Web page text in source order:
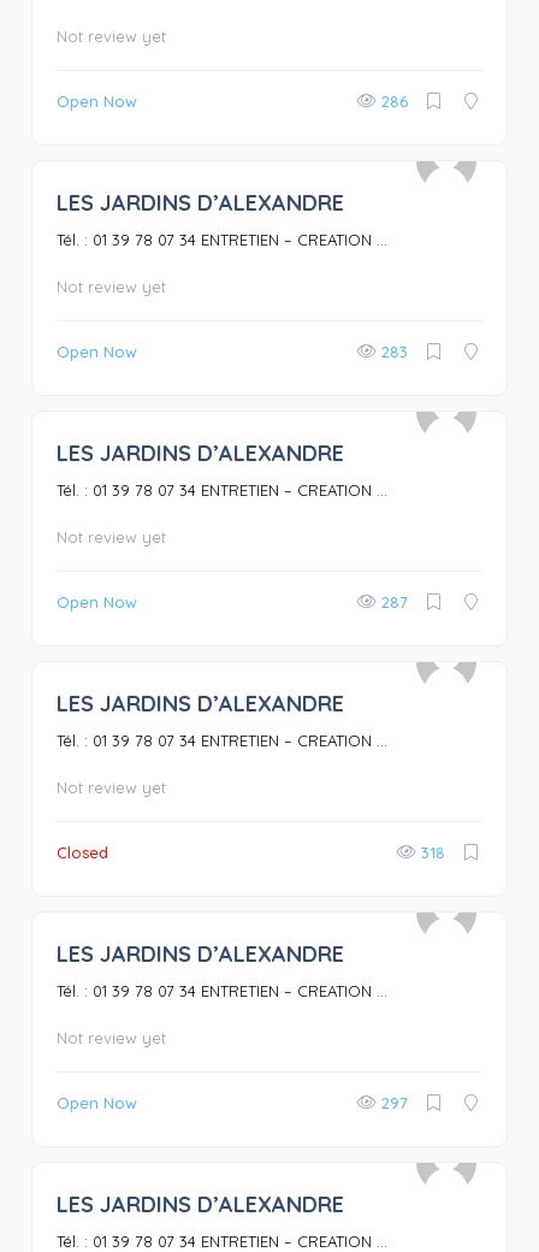
Not review yet
Open Now 286
LES JARDINS D’ALEXANDRE
Tél. : 01 39 78 07 34 ENTRETIEN – CREATION ...
Not review yet
Open Now 283
LES JARDINS D’ALEXANDRE
Tél. : 01 39 78 07 34 ENTRETIEN – CREATION ...
Not review yet
Open Now 287
LES JARDINS D’ALEXANDRE
Tél. : 01 39 78 07 34 ENTRETIEN – CREATION ...
Not review yet
Closed 318
LES JARDINS D’ALEXANDRE
Tél. : 01 39 78 07 34 ENTRETIEN – CREATION ...
Not review yet
Open Now 297
LES JARDINS D’ALEXANDRE
Tél. : 01 39 78 07 34 ENTRETIEN – CREATION ...